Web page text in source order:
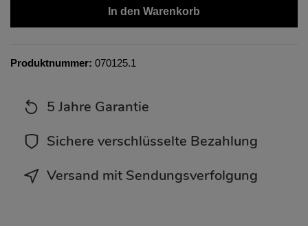
In den Warenkorb
Produktnummer: 070125.1
5 Jahre Garantie
Sichere verschlüsselte Bezahlung
Versand mit Sendungsverfolgung